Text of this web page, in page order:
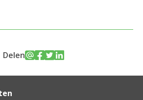
Delen